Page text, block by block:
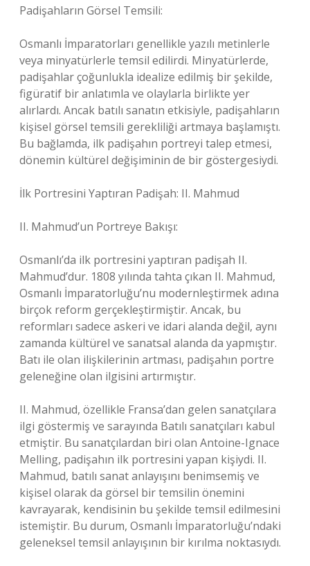
Padişahların Görsel Temsili:
Osmanlı İmparatorları genellikle yazılı metinlerle
veya minyatürlerle temsil edilirdi. Minyatürlerde,
padişahlar çoğunlukla idealize edilmiş bir şekilde,
figüratif bir anlatımla ve olaylarla birlikte yer
alırlardı. Ancak batılı sanatın etkisiyle, padişahların
kişisel görsel temsili gerekliliği artmaya başlamıştı.
Bu bağlamda, ilk padişahın portreyi talep etmesi,
dönemin kültürel değişiminin de bir göstergesiydi.
İlk Portresini Yaptıran Padişah: II. Mahmud
II. Mahmud’un Portreye Bakışı:
Osmanlı’da ilk portresini yaptıran padişah II.
Mahmud’dur. 1808 yılında tahta çıkan II. Mahmud,
Osmanlı İmparatorluğu’nu modernleştirmek adına
birçok reform gerçekleştirmiştir. Ancak, bu
reformları sadece askeri ve idari alanda değil, aynı
zamanda kültürel ve sanatsal alanda da yapmıştır.
Batı ile olan ilişkilerinin artması, padişahın portre
geleneğine olan ilgisini artırmıştır.
II. Mahmud, özellikle Fransa’dan gelen sanatçılara
ilgi göstermiş ve sarayında Batılı sanatçıları kabul
etmiştir. Bu sanatçılardan biri olan Antoine-Ignace
Melling, padişahın ilk portresini yapan kişiydi. II.
Mahmud, batılı sanat anlayışını benimsemiş ve
kişisel olarak da görsel bir temsilin önemini
kavrayarak, kendisinin bu şekilde temsil edilmesini
istemiştir. Bu durum, Osmanlı İmparatorluğu’ndaki
geleneksel temsil anlayışının bir kırılma noktasıydı.